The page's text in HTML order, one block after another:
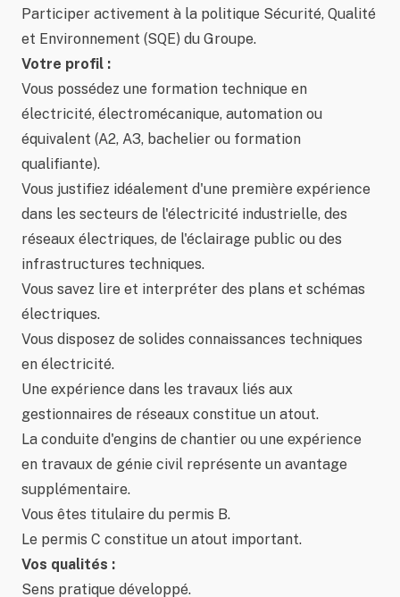
Participer activement à la politique Sécurité, Qualité
et Environnement (SQE) du Groupe.
Votre profil :
Vous possédez une formation technique en
électricité, électromécanique, automation ou
équivalent (A2, A3, bachelier ou formation
qualifiante).
Vous justifiez idéalement d'une première expérience
dans les secteurs de l'électricité industrielle, des
réseaux électriques, de l'éclairage public ou des
infrastructures techniques.
Vous savez lire et interpréter des plans et schémas
électriques.
Vous disposez de solides connaissances techniques
en électricité.
Une expérience dans les travaux liés aux
gestionnaires de réseaux constitue un atout.
La conduite d'engins de chantier ou une expérience
en travaux de génie civil représente un avantage
supplémentaire.
Vous êtes titulaire du permis B.
Le permis C constitue un atout important.
Vos qualités :
Sens pratique développé.